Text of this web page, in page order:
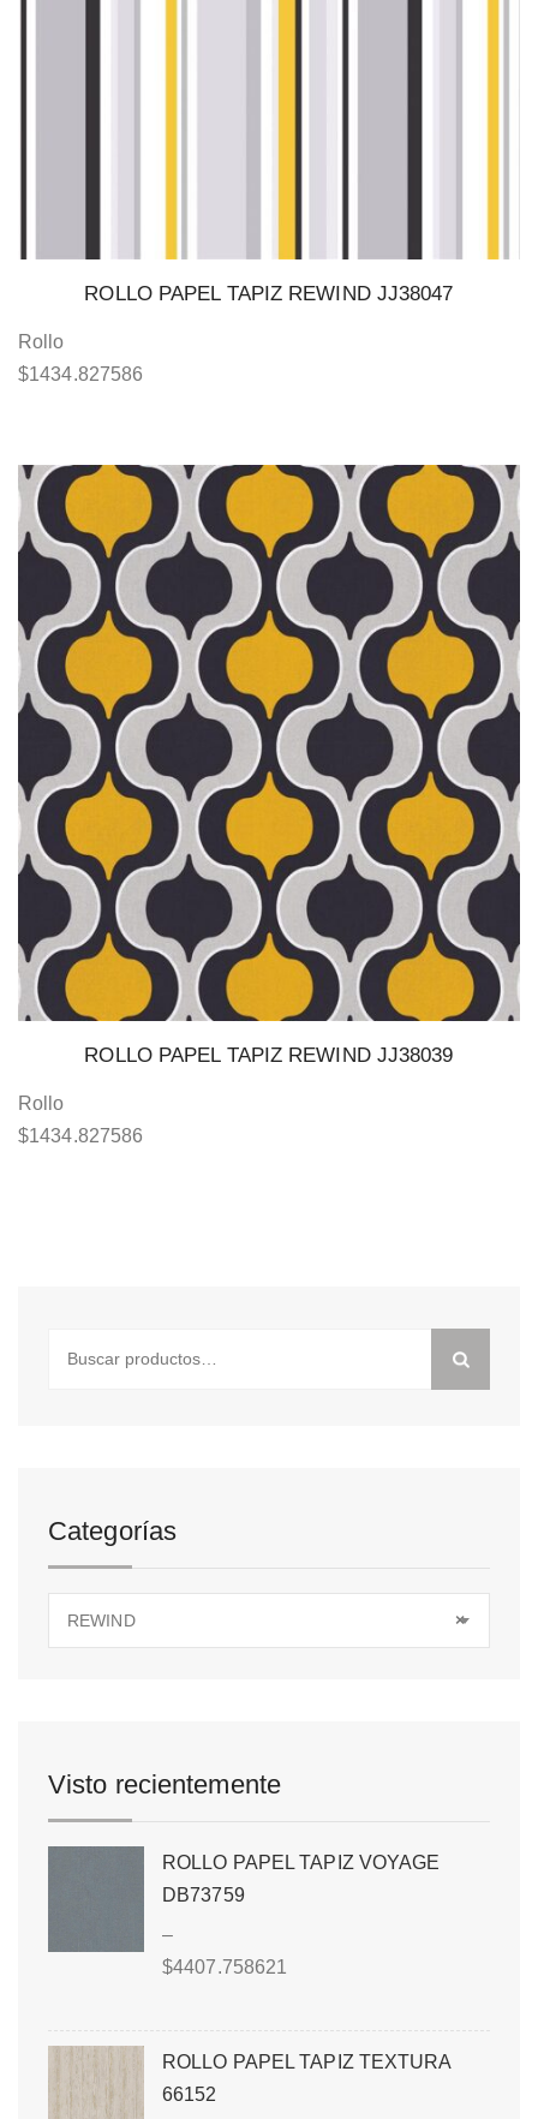
ROLLO PAPEL TAPIZ REWIND JJ38047
Rollo
$1434.827586
ROLLO PAPEL TAPIZ REWIND JJ38039
Rollo
$1434.827586
Categorías
×
REWIND
Visto recientemente
ROLLO PAPEL TAPIZ VOYAGE
DB73759
–
$4407.758621
ROLLO PAPEL TAPIZ TEXTURA
66152